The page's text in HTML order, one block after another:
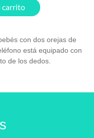
carrito
con dos orejas de
está equipado con
de los dedos.